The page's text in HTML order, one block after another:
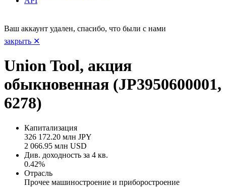
Ваш аккаунт удален, спасибо, что были с нами
закрыть ✕
Union Tool, акция
обыкновенная (JP3950600001,
6278)
Капитализация
326 172.20 млн JPY
2 066.95 млн USD
Див. доходность за 4 кв.
0.42%
Отрасль
Прочее машиностроение и приборостроение